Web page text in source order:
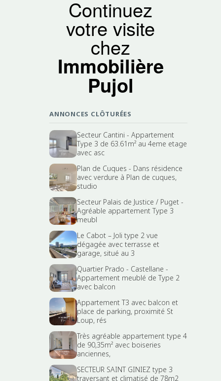
Continuez
votre visite
chez
Immobilière
Pujol
ANNONCES CLÔTURÉES
Secteur Cantini - Appartement
Type 3 de 63.61m² au 4eme etage
avec asc
Plan de Cuques - Dans résidence
avec verdure à Plan de cuques,
studio
Secteur Palais de Justice / Puget -
Agréable appartement Type 3
meubl
Le Cabot – Joli type 2 vue
dégagée avec terrasse et
garage, situé au 3
Quartier Prado - Castellane -
Appartement meublé de Type 2
avec balcon
Appartement T3 avec balcon et
place de parking, proximité St
Loup, rés
Très agréable appartement type 4
de 90,35m² avec boiseries
anciennes,
SECTEUR SAINT GINIEZ type 3
traversant et climatisé de 78m2